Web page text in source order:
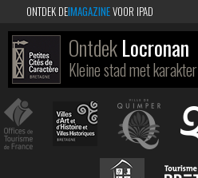
ONTDEK DEIMAGAZINEVOOR IPAD
OntdekLocronan
Kleine stad met karakter